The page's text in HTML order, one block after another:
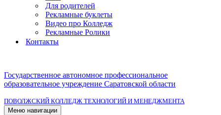
Для родителей
Рекламные буклеты
Видео про Колледж
Рекламные Ролики
Контакты
Государственное автономное профессиональное
образовательное учреждение Саратовской области
ПОВОЛЖСКИЙ КОЛЛЕДЖ ТЕХНОЛОГИЙ И МЕНЕДЖМЕНТА
Меню навигации